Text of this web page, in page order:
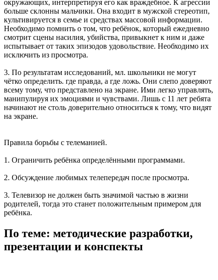
окружающих, интерпретируя его как враждебное. К агрессии
больше склонны мальчики. Она входит в мужской стереотип,
культивируется в семье и средствах массовой информации.
Необходимо помнить о том, что ребёнок, который ежедневно
смотрит сцены насилия, убийства, привыкнет к ним и даже
испытывает от таких эпизодов удовольствие. Необходимо их
исключить из просмотра.
3. По результатам исследований, мл. школьники не могут
чётко определить. где правда, а где ложь. Они слепо доверяют
всему тому, что представлено на экране. Ими легко управлять,
манипулируя их эмоциями и чувствами. Лишь с 11 лет ребята
начинают не столь доверительно относиться к тому, что видят
на экране.
Правила борьбы с телеманией.
1. Ограничить ребёнка определёнными программами.
2. Обсуждение любимых телепередач после просмотра.
3. Телевизор не должен быть значимой частью в жизни
родителей, тогда это станет положительным примером для
ребёнка.
По теме: методические разработки,
презентации и конспекты